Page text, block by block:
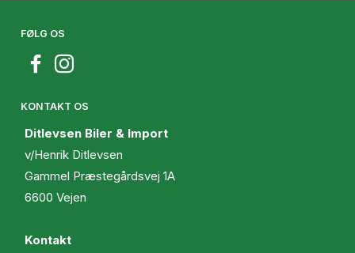
FØLG OS
KONTAKT OS
Ditlevsen Biler & Import
v/Henrik Ditlevsen
Gammel Præstegårdsvej 1A
6600 Vejen
Kontakt